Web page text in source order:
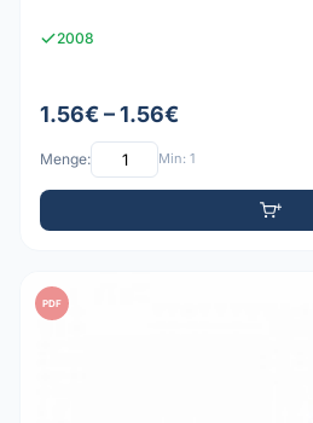
2008
1.56€ – 1.56€
Menge: Min: 1
PDF